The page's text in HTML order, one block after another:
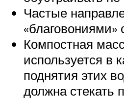
Частые
«благовониями»
Компостная
используется в
поднятия этих
должна стекать